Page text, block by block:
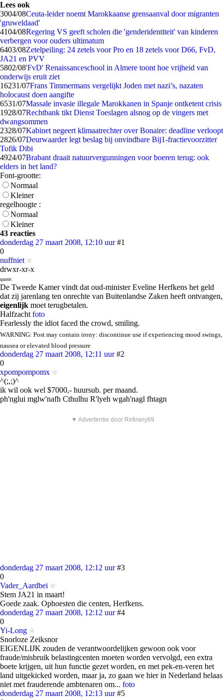
Lees ook
3004/08Ceuta-leider noemt Marokkaanse grensaanval door migranten
'gruweldaad'
4104/08Regering VS geeft scholen die 'genderidentiteit' van kinderen
verbergen voor ouders ultimatum
6403/08Zetelpeiling: 24 zetels voor Pro en 18 zetels voor D66, FvD,
JA21 en PVV
5802/08'FvD' Renaissanceschool in Almere toont hoe vrijheid van
onderwijs eruit ziet
16231/07Frans Timmermans vergelijkt Joden met nazi’s, nazaten
holocaust doen aangifte
6531/07Massale invasie illegale Marokkanen in Spanje ontketent crisis
1928/07Rechtbank tikt Dienst Toeslagen alsnog op de vingers met
dwangsommen
2328/07Kabinet negeert klimaatrechter over Bonaire: deadline verloopt
2826/07Deurwaarder legt beslag bij onvindbare Bij1-fractievoorzitter
Tofik Dibi
4924/07Brabant draait natuurvergunningen voor boeren terug: ook
elders in het land?
Font-grootte:
Normaal
Kleiner
regelhoogte :
Normaal
Kleiner
43 reacties
donderdag 27 maart 2008, 12:10 uur #1
0
nuffniet
drwxr-xr-x
quote:
De Tweede Kamer vindt dat oud-minister Eveline Herfkens het geld
dat zij jarenlang ten onrechte van Buitenlandse Zaken heeft ontvangen,
eigenlijk moet terugbetalen.
Halfzacht foto
Fearlessly the idiot faced the crowd, smiling.
WARNING: Post may contain irony: discontinue use if experiencing mood swings,
nausea or elevated blood pressure
donderdag 27 maart 2008, 12:11 uur #2
0
xpompompomx
^(;,;)^
ik wil ook wel $7000,- huursub. per maand.
ph'nglui mglw'nafh Cthulhu R'lyeh wgah'nagl fhtagn
▼ Advertentie door Refinery89
donderdag 27 maart 2008, 12:12 uur #3
0
Vader_Aardbei
Stem JA21 in maart!
Goede zaak. Ophoesten die centen, Herfkens.
donderdag 27 maart 2008, 12:12 uur #4
0
Yi-Long
Snorloze Zeiksnor
EIGENLIJK zouden de verantwoordelijken gewoon ook voor
fraude/misbruik belastingcenten moeten worden vervolgd, een extra
boete krijgen, uit hun functie gezet worden, en met pek-en-veren het
land uitgekicked worden, maar ja, zo gaan we hier in Nederland helaas
niet met frauderende ambtenaren om... foto
donderdag 27 maart 2008, 12:13 uur #5